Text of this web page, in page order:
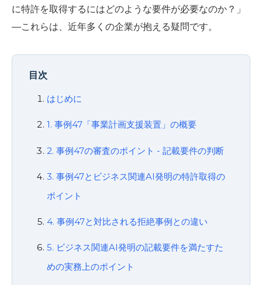
に特許を取得するにはどのような要件が必要なのか？」
—これらは、近年多くの企業が抱える疑問です。
目次
はじめに
1. 事例47「事業計画支援装置」の概要
2. 事例47の審査のポイント - 記載要件の判断
3. 事例47とビジネス関連AI発明の特許取得の
ポイント
4. 事例47と対比される拒絶事例との違い
5. ビジネス関連AI発明の記載要件を満たすた
めの実務上のポイント